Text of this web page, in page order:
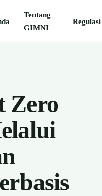
Tentang
GIMNI
Regulasi
Zero